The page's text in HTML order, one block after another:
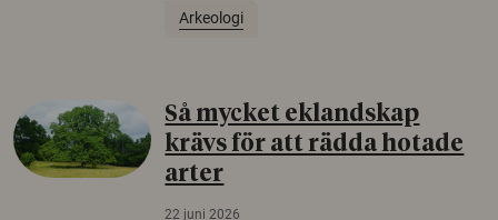
Arkeologi
Så mycket eklandskap
krävs för att rädda hotade
arter
22 juni 2026